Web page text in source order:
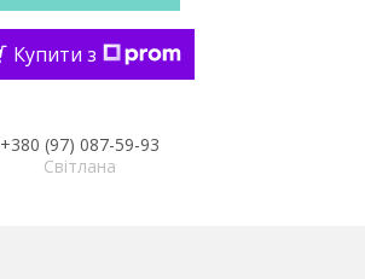
Купити з
+380 (97) 087-59-93
Світлана